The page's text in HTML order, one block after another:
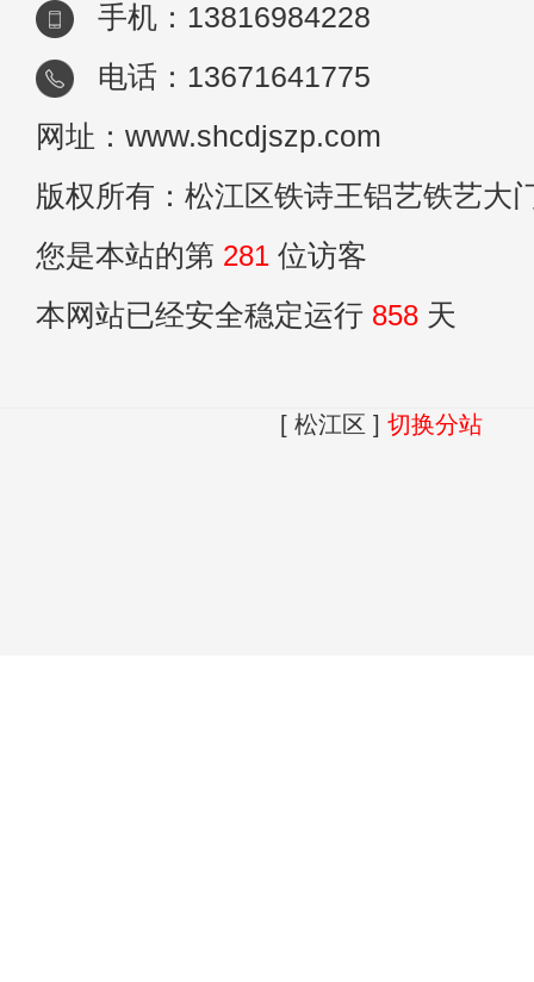
手机：13816984228
电话：13671641775
网址：www.shcdjszp.com
版权所有：松江区铁诗王铝艺铁艺大
您是本站的第 281 位访客
本网站已经安全稳定运行 858 天
[ 松江区 ] 切换分站